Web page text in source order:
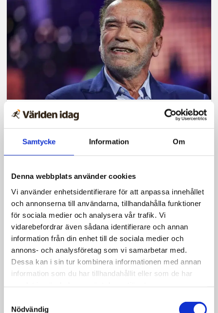
Samtycke Information Om
Denna webbplats använder cookies
Vi använder enhetsidentifierare för att anpassa innehållet
och annonserna till användarna, tillhandahålla funktioner
för sociala medier och analysera vår trafik. Vi
vidarebefordrar även sådana identifierare och annan
information från din enhet till de sociala medier och
annons- och analysföretag som vi samarbetar med.
Dessa kan i sin tur kombinera informationen med annan
information som du har tillhandahållit eller som de har
Nödvändig
Nyheter
Schwarzenegger prisas för
lång kamp mot antisemitism